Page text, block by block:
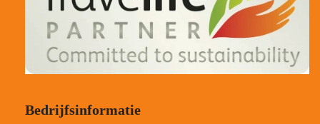
Bedrijfsinformatie